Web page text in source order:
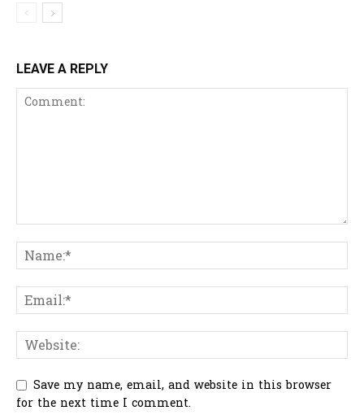
LEAVE A REPLY
Save my name, email, and website in this browser
for the next time I comment.